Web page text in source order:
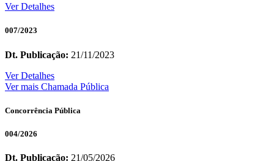
Ver Detalhes
007/2023
Dt. Publicação: 21/11/2023
Ver Detalhes
Ver mais Chamada Pública
Concorrência Pública
004/2026
Dt. Publicação: 21/05/2026